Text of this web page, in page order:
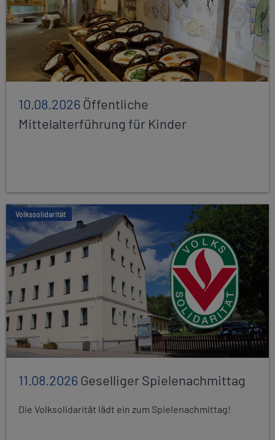
10.08.2026Öffentliche
Mittelalterführung für Kinder
Volkssolidarität
11.08.2026Geselliger Spielenachmittag
Die Volksolidarität lädt ein zum Spielenachmittag!